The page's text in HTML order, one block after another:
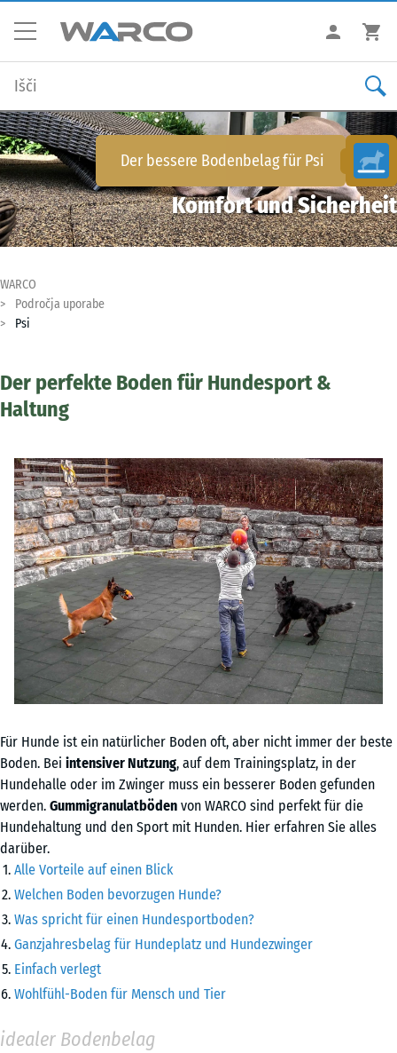
Der bessere Bodenbelag für Psi
Komfort und Sicherheit
WARCO
Področja uporabe
Psi
Der perfekte Boden für Hundesport &
Haltung
Für Hunde ist ein natürlicher Boden oft, aber nicht immer der beste
Boden. Bei intensiver Nutzung, auf dem Trainingsplatz, in der
Hundehalle oder im Zwinger muss ein besserer Boden gefunden
werden. Gummigranulatböden von WARCO sind perfekt für die
Hundehaltung und den Sport mit Hunden. Hier erfahren Sie alles
darüber.
Alle Vorteile auf einen Blick
Welchen Boden bevorzugen Hunde?
Was spricht für einen Hundesportboden?
Ganzjahresbelag für Hundeplatz und Hundezwinger
Einfach verlegt
Wohlfühl-Boden für Mensch und Tier
idealer Bodenbelag